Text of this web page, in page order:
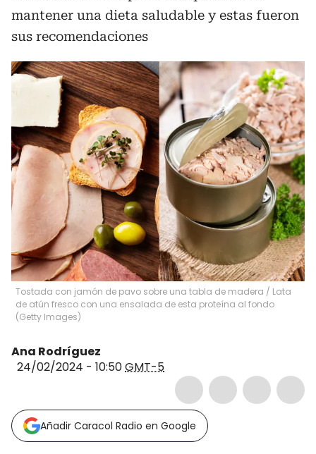
mantener una dieta saludable y estas fueron
sus recomendaciones
Tostada con jamón de pavo sobre una tabla de madera / Lata
de atún fresco con una ensalada de esta proteína al fondo
(Getty Images)
Ana Rodríguez
24/02/2024 - 10:50GMT-5
Añadir Caracol Radio en Google